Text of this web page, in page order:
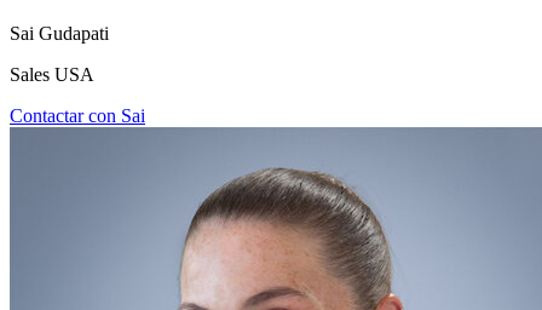
Sai Gudapati
Sales USA
Contactar con Sai